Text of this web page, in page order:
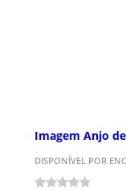
Imagem Anjo
DISPONÍVEL POR